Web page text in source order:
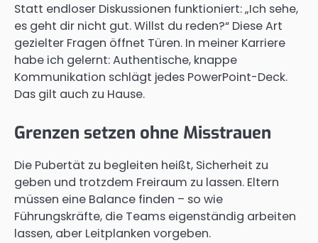
Statt endloser Diskussionen funktioniert: „Ich sehe,
es geht dir nicht gut. Willst du reden?“ Diese Art
gezielter Fragen öffnet Türen. In meiner Karriere
habe ich gelernt: Authentische, knappe
Kommunikation schlägt jedes PowerPoint-Deck.
Das gilt auch zu Hause.
Grenzen setzen ohne Misstrauen
Die Pubertät zu begleiten heißt, Sicherheit zu
geben und trotzdem Freiraum zu lassen. Eltern
müssen eine Balance finden – so wie
Führungskräfte, die Teams eigenständig arbeiten
lassen, aber Leitplanken vorgeben.